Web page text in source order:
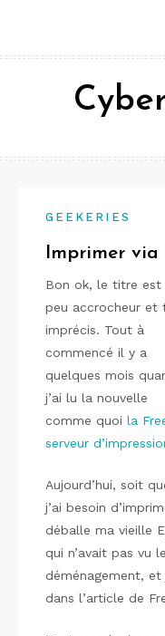
contenu
GEEKERIES
Imprimer
Bon ok, le titre est
peu accrocheur et
imprécis. Tout à
commencé il y a
quelques mois
j’ai lu la nouvelle
comme quoi la
serveur
Aujourd’hui, soit
j’ai besoin
déballe ma vieille
qui n’avait pas vu
déménagement,
dans l’article de